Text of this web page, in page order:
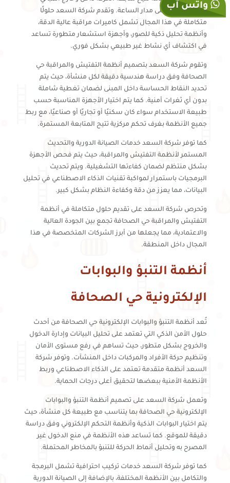
بشكل دقيق وعلى مدار الساعة. وتقدم شركة السعد حلولًا
متكاملة في هذا المجال تشمل كاميرات مراقبة عالية الدقة،
وأنظمة تحليل ذكية للصور، وأجهزة استشعار متطورة تساعد
في اكتشاف أي نشاط غير طبيعي بشكل فوري.
وتقوم شركة السعد بتصميم أنظمة التفتيش والمراقبة حي
الصحافة وفق دراسة هندسية دقيقة لكل منشأة، حيث يتم
تحديد النقاط الحساسة داخل المبنى لضمان تغطية شاملة
بدون أي ثغرات أمنية. كما يتم اختيار الأجهزة المناسبة حسب
طبيعة الاستخدام سواء كان سكنيًا أو تجاريًا أو صناعيًا، مع ربط
جميع الأنظمة بغرف تحكم مركزية تتيح المتابعة المستمرة.
كما توفر شركة السعد خدمات الصيانة الدورية والتحديث
المستمر لأنظمة التفتيش والمراقبة، حيث يتم فحص الأجهزة
بشكل منتظم لضمان كفاءتها التشغيلية. ويتم تحديث
البرمجيات باستمرار لمواكبة تقنيات الذكاء الاصطناعي في تحليل
البيانات، مما يعزز من دقة وكفاءة النظام بشكل كبير.
وتحرص شركة السعد على تقديم حلول متكاملة في أنظمة
التفتيش والمراقبة حي الصحافة تجمع بين الجودة العالية
والاعتمادية، مما يجعلها من أبرز الشركات المتخصصة في هذا
المجال داخل المنطقة.
أنظمة التنبؤ والبوابات
الإلكترونية حي الصحافة
تُعد أنظمة التنبؤ والبوابات الإلكترونية حي الصحافة من أحدث
حلول الأمن الذكي التي تعتمد على تحليل البيانات وإدارة الدخول
والخروج بشكل متطور، حيث تساهم في رفع مستوى الأمان
وتنظيم حركة الأفراد والمركبات داخل المنشآت. وتوفر شركة
السعد أنظمة متقدمة تعتمد على الذكاء الاصطناعي وربط
الأنظمة الأمنية ببعضها لتحقيق أعلى درجات الحماية.
وتعمل شركة السعد على تصميم أنظمة التنبؤ والبوابات
الإلكترونية حي الصحافة بما يتناسب مع طبيعة كل منشأة، حيث
يتم اختيار البوابات الذكية وأنظمة التحكم الإلكتروني وفق دراسة
دقيقة للموقع. كما تساعد هذه الأنظمة في منع الدخول غير
المصرح به وتحليل أنماط الحركة للتنبؤ بالمخاطر المحتملة.
كما توفر شركة السعد خدمات تركيب احترافية تشمل البرمجة
والتكامل بين الأنظمة المختلفة، بالإضافة إلى الصيانة الدورية
واتس آب